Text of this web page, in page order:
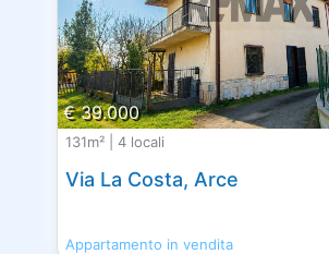
€ 39.000
131m² | 4 locali
Via La Costa, Arce
Appartamento in vendita